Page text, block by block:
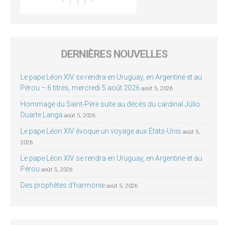
DERNIÈRES NOUVELLES
Le pape Léon XIV se rendra en Uruguay, en Argentine et au
Pérou – 6 titres, mercredi 5 août 2026 août 5, 2026
Hommage du Saint-Père suite au décès du cardinal Júlio
Duarte Langa août 5, 2026
Le pape Léon XIV évoque un voyage aux États-Unis août 5,
2026
Le pape Léon XIV se rendra en Uruguay, en Argentine et au
Pérou août 5, 2026
Des prophètes d’harmonie août 5, 2026